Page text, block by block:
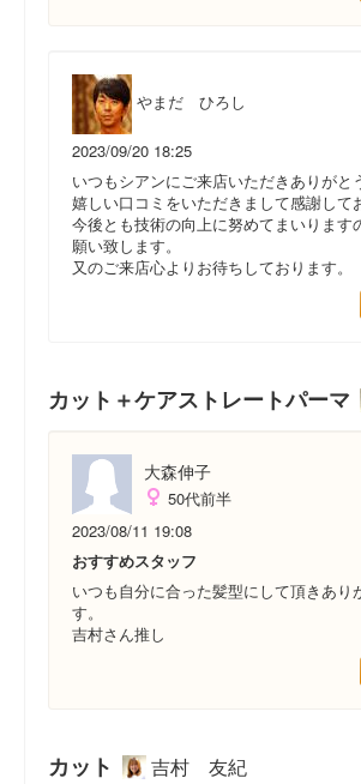
やまだ ひろし
2023/09/20 18:25
いつもシアンにご来店いただきありがと
嬉しい口コミをいただきまして感謝して
今後とも技術の向上に努めてまいります
願い致します。
又のご来店心よりお待ちしております。
カット＋ケアストレートパーマ
大森伸子
50代前半
2023/08/11 19:08
おすすめスタッフ
いつも自分に合った髪型にして頂きあり
す。
吉村さん推し
カット 吉村 友紀